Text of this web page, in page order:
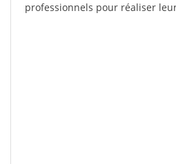
professionnels pour réaliser